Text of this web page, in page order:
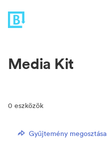
Media Kit
0 eszközök
Gyűjtemény megosztása